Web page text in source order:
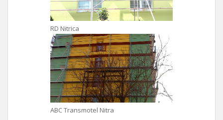
RD Nitrica
ABC Transmotel Nitra